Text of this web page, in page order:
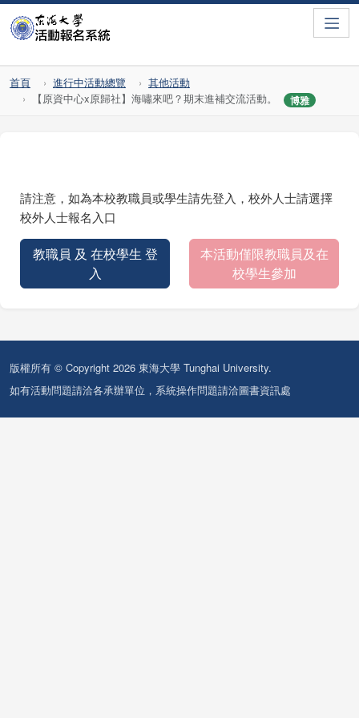
首頁 進行中活動總覽
其他活動
【原資中心x原歸社】海嘯來吧？期末進補交流活動。
博雅
請注意，如為本校教職員或學生請先登入，校外人士請選擇
校外人士報名入口
教職員 及 在校學生 登
入
本活動僅限教職員及在
校學生參加
版權所有 © Copyright 2026 東海大學 Tunghai University.
如有活動問題請洽各承辦單位，系統操作問題請洽圖書資訊處